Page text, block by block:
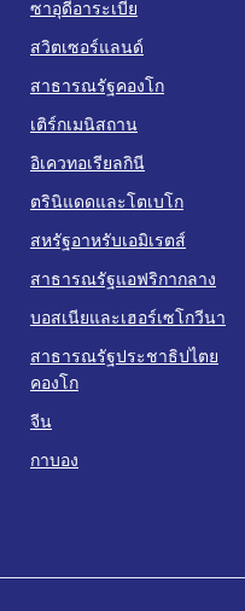
ซาอุดีอาระเบีย
สวิตเซอร์แลนด์
สาธารณรัฐคองโก
เติร์กเมนิสถาน
อิเควทอเรียลกินี
ตรินิแดดและโตเบโก
สหรัฐอาหรับเอมิเรตส์
สาธารณรัฐแอฟริกากลาง
บอสเนียและเฮอร์เซโกวีนา
สาธารณรัฐประชาธิปไตย
คองโก
จีน
กาบอง